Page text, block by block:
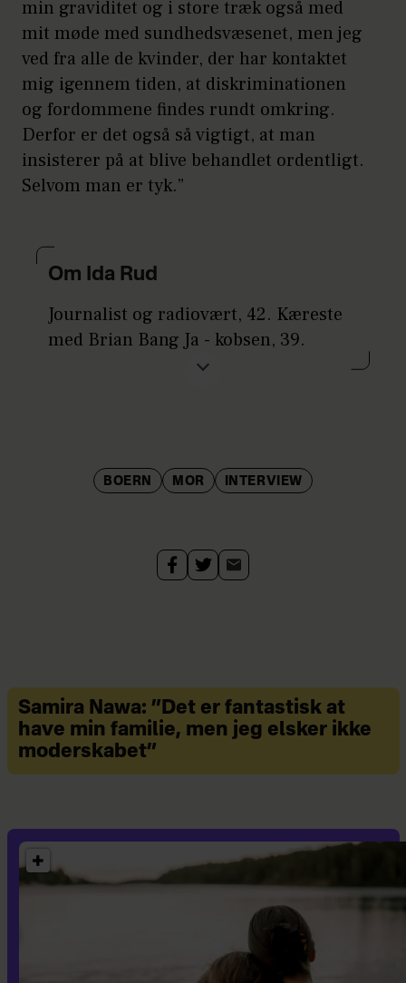
min graviditet og i store træk også med
mit møde med sundhedsvæsenet, men jeg
ved fra alle de kvinder, der har kontaktet
mig igennem tiden, at diskriminationen
og fordommene findes rundt omkring.
Derfor er det også så vigtigt, at man
insisterer på at blive behandlet ordentligt.
Selvom man er tyk.”
Om Ida Rud
Journalist og radiovært, 42. Kæreste
med Brian Bang Ja - kobsen, 39.
Sammen har parret Yrsa, som de blev
BOERN MOR INTERVIEW
Samira Nawa: ”Det er fantastisk at
have min familie, men jeg elsker ikke
moderskabet”